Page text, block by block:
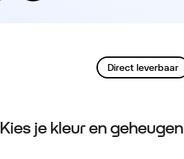
Direct leverbaar
Kies je kleur en geheugen